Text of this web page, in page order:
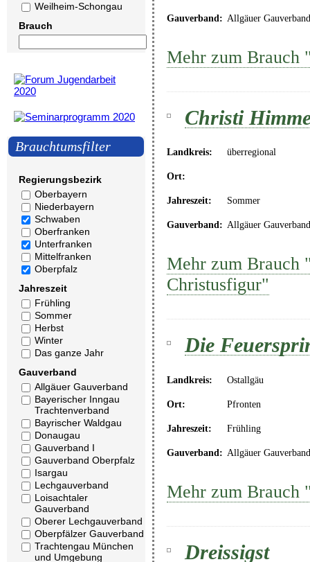
Weilheim-Schongau
Brauch
Brauchtumsfilter
Regierungsbezirk
Oberbayern
Niederbayern
Schwaben
Oberfranken
Unterfranken
Mittelfranken
Oberpfalz
Jahreszeit
Frühling
Sommer
Herbst
Winter
Das ganze Jahr
Gauverband
Allgäuer Gauverband
Bayerischer Inngau
Trachtenverband
Bayrischer Waldgau
Donaugau
Gauverband I
Gauverband Oberpfalz
Isargau
Lechgauverband
Loisachtaler
Gauverband
Oberer Lechgauverband
Oberpfälzer Gauverband
Trachtengau München
und Umgebung
Gauverband: Allgäuer Gauverband
Mehr zum Brauch
Christi
Landkreis: überregional
Ort:
Jahreszeit: Sommer
Gauverband: Allgäuer Gauverband
Mehr zum Brauch
Christusfigur"
Die
Landkreis: Ostallgäu
Ort: Pfronten
Jahreszeit: Frühling
Gauverband: Allgäuer Gauverband
Mehr zum Brauch
Dreissigst